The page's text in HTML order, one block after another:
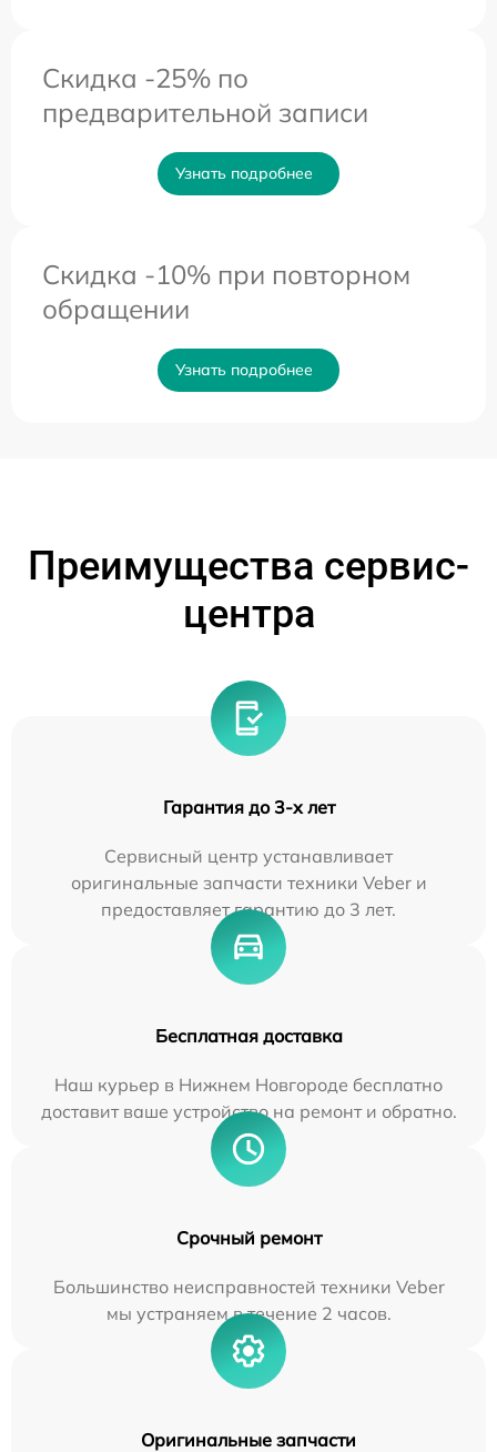
Скидка -25% по
предварительной записи
Узнать подробнее
Скидка -10% при повторном
обращении
Узнать подробнее
Преимущества сервис-
центра
Гарантия до 3-х лет
Сервисный центр устанавливает
оригинальные запчасти техники Veber и
предоставляет гарантию до 3 лет.
Бесплатная доставка
Наш курьер в Нижнем Новгороде бесплатно
доставит ваше устройство на ремонт и обратно.
Срочный ремонт
Большинство неисправностей техники Veber
мы устраняем в течение 2 часов.
Оригинальные запчасти